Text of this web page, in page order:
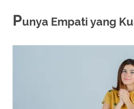
Punya Empati yang